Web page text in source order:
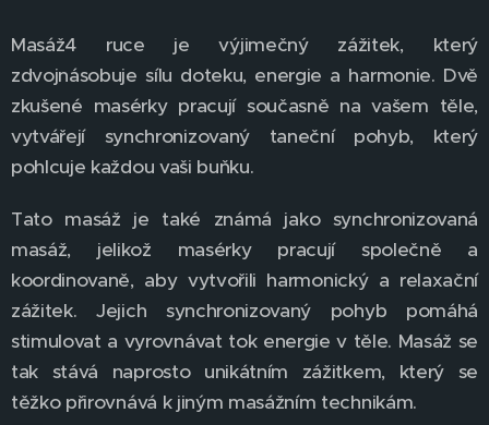
Masáž4 ruce je výjimečný zážitek, který
zdvojnásobuje sílu doteku, energie a harmonie. Dvě
zkušené masérky pracují současně na vašem těle,
vytvářejí synchronizovaný taneční pohyb, který
pohlcuje každou vaši buňku.
Tato masáž je také známá jako synchronizovaná
masáž, jelikož masérky pracují společně a
koordinovaně, aby vytvořili harmonický a relaxační
zážitek. Jejich synchronizovaný pohyb pomáhá
stimulovat a vyrovnávat tok energie v těle. Masáž se
tak stává naprosto unikátním zážitkem, který se
těžko přirovnává k jiným masážním technikám.